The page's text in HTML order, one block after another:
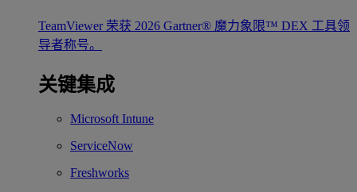
TeamViewer 荣获 2026 Gartner® 魔力象限™ DEX 工具领
导者称号。
关键集成
Microsoft Intune
ServiceNow
Freshworks